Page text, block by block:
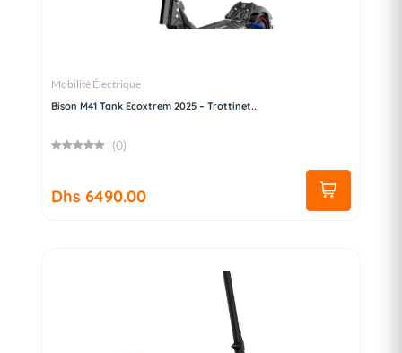
Mobilité Électrique
Bison M41 Tank Ecoxtrem 2025 – Trottinet...
(0)
Dhs 6490.00